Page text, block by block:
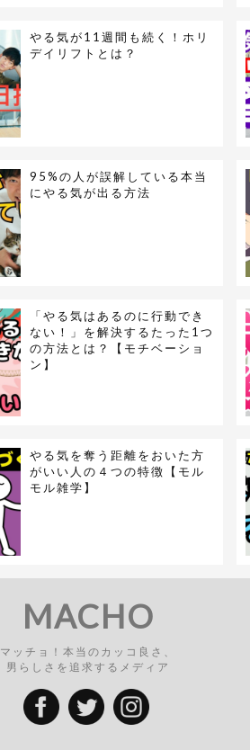
やる気が11週間も続く！ホリ
デイリフトとは？
95%の人が誤解している本当
にやる気が出る方法
「やる気はあるのに行動でき
ない！」を解決するたった1つ
の方法とは？【モチベーショ
ン】
やる気を奪う距離をおいた方
がいい人の４つの特徴【モル
モル雑学】
MACHO
マッチョ！本当のカッコ良さ、
男らしさを追求するメディア